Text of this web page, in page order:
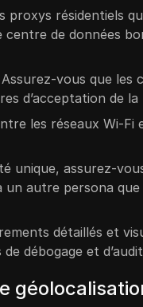
proxys résidentiels
centre de données
Assurez-vous que les
d’acceptation de la
les réseaux Wi-
unique, assurez-
un autre persona
détaillés et
débogage et